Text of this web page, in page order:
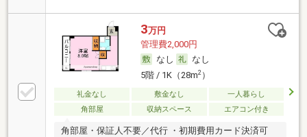
3万円
管理費2,000円
なし
なし
5階 / 1K（28m2）
礼金なし 敷金なし
一人暮らし
角部屋
収納スペース エアコン付き
角部屋・保証人不要／代行 ・初期費用カード決済可